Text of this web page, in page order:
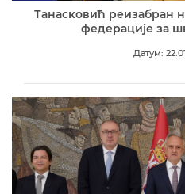
Танасковић реизабран
федерације за
Датум: